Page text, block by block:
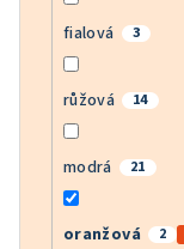
fialová 3
růžová 14
modrá 21
oranžová 2